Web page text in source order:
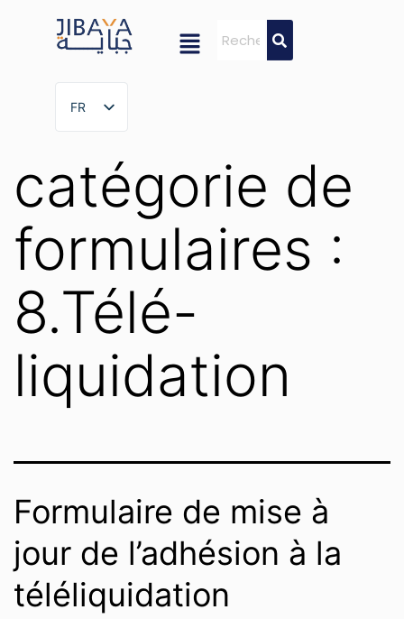
FR
FR
catégorie de
formulaires :
8.Télé-
liquidation
Formulaire de mise à
jour de l’adhésion à la
téléliquidation